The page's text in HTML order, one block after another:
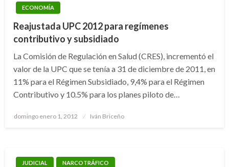
ECONOMÍA
Reajustada UPC 2012 para regímenes
contributivo y subsidiado
La Comisión de Regulación en Salud (CRES), incrementó el
valor de la UPC que se tenía a 31 de diciembre de 2011, en
11% para el Régimen Subsidiado, 9,4% para el Régimen
Contributivo y 10.5% para los planes piloto de…
Publicado
domingo enero 1, 2012 Iván Briceño
JUDICIAL NARCOTRÁFICO